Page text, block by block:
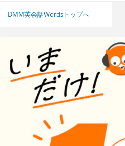
DMM英会話Wordsトップへ